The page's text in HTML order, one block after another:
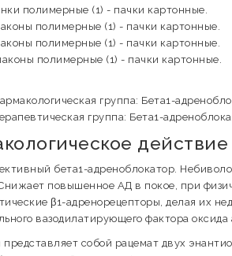
полимерные (1) - пачки картонные.
полимерные (1) - пачки картонные.
полимерные (1) - пачки картонные.
полимерные (1) - пачки картонные.
группа: Бета1-
группа: Бета1-
действие
бета1-адреноблокатор.
повышенное АД в покое, при
β1-адренорецепторы, делая их
вазодилатирующего фактора оксида
собой рацемат двух